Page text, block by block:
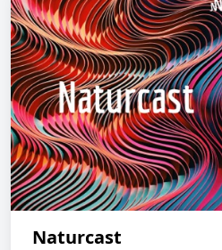
Naturcast